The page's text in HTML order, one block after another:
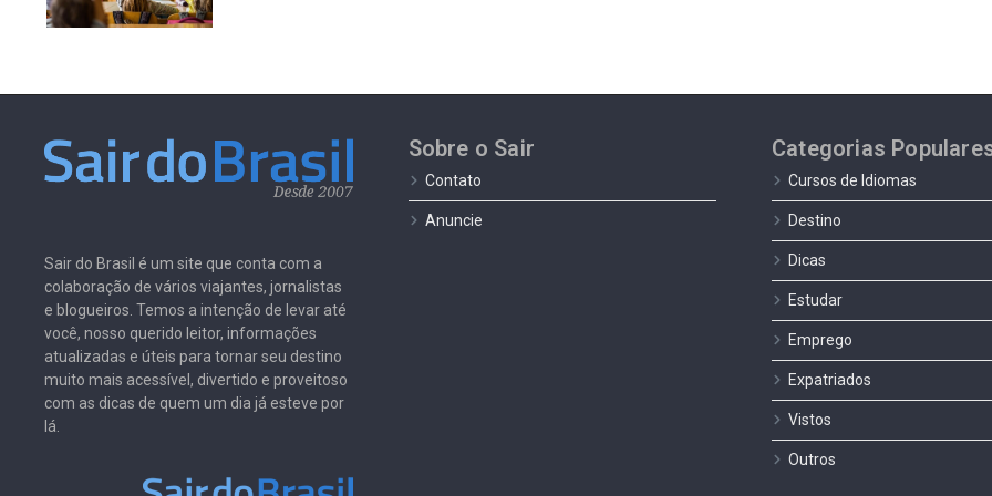
Sair do Brasil é um site que conta com a
colaboração de vários viajantes, jornalistas
e blogueiros. Temos a intenção de levar até
você, nosso querido leitor, informações
atualizadas e úteis para tornar seu destino
muito mais acessível, divertido e proveitoso
com as dicas de quem um dia já esteve por
lá.
Sobre o Sair
Contato
Anuncie
Categorias
Cursos de Idiomas
Destino
Dicas
Estudar
Emprego
Expatriados
Vistos
Outros